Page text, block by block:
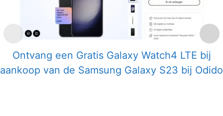
Ontvang een Gratis Galaxy Watch4 LTE bij
aankoop van de Samsung Galaxy S23 bij Odido